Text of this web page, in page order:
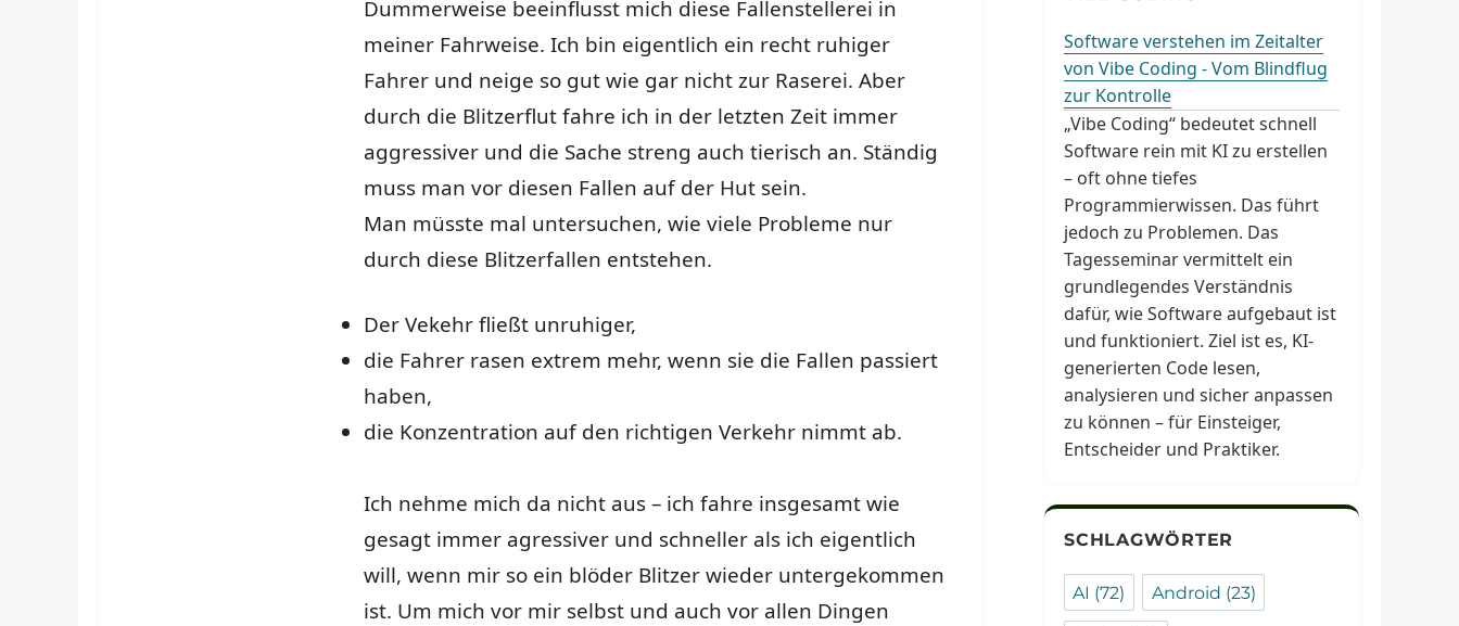
Dummerweise beeinflusst mich diese Fallenstellerei in
meiner Fahrweise. Ich bin eigentlich ein recht ruhiger
Fahrer und neige so gut wie gar nicht zur Raserei. Aber
durch die Blitzerflut fahre ich in der letzten Zeit immer
aggressiver und die Sache streng auch tierisch an. Ständig
muss man vor diesen Fallen auf der Hut sein.
Man müsste mal untersuchen, wie viele Probleme nur
durch diese Blitzerfallen entstehen.
Der Vekehr fließt unruhiger,
die Fahrer rasen extrem mehr, wenn sie die Fallen passiert
haben,
die Konzentration auf den richtigen Verkehr nimmt ab.
Ich nehme mich da nicht aus – ich fahre insgesamt wie
gesagt immer agressiver und schneller als ich eigentlich
will, wenn mir so ein blöder Blitzer wieder untergekommen
ist. Um mich vor mir selbst und auch vor allen Dingen
Software verstehen im Zeitalter
von Vibe Coding - Vom Blindflug
zur Kontrolle
„Vibe Coding“ bedeutet schnell
Software rein mit KI zu erstellen
– oft ohne tiefes
Programmierwissen. Das führt
jedoch zu Problemen. Das
Tagesseminar vermittelt ein
grundlegendes Verständnis
dafür, wie Software aufgebaut ist
und funktioniert. Ziel ist es, KI-
generierten Code lesen,
analysieren und sicher anpassen
zu können – für Einsteiger,
Entscheider und Praktiker.
SCHLAGWÖRTER
AI (72) Android (23)